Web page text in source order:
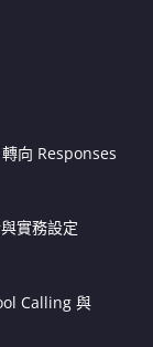
向 Responses
實務設定
Calling 與